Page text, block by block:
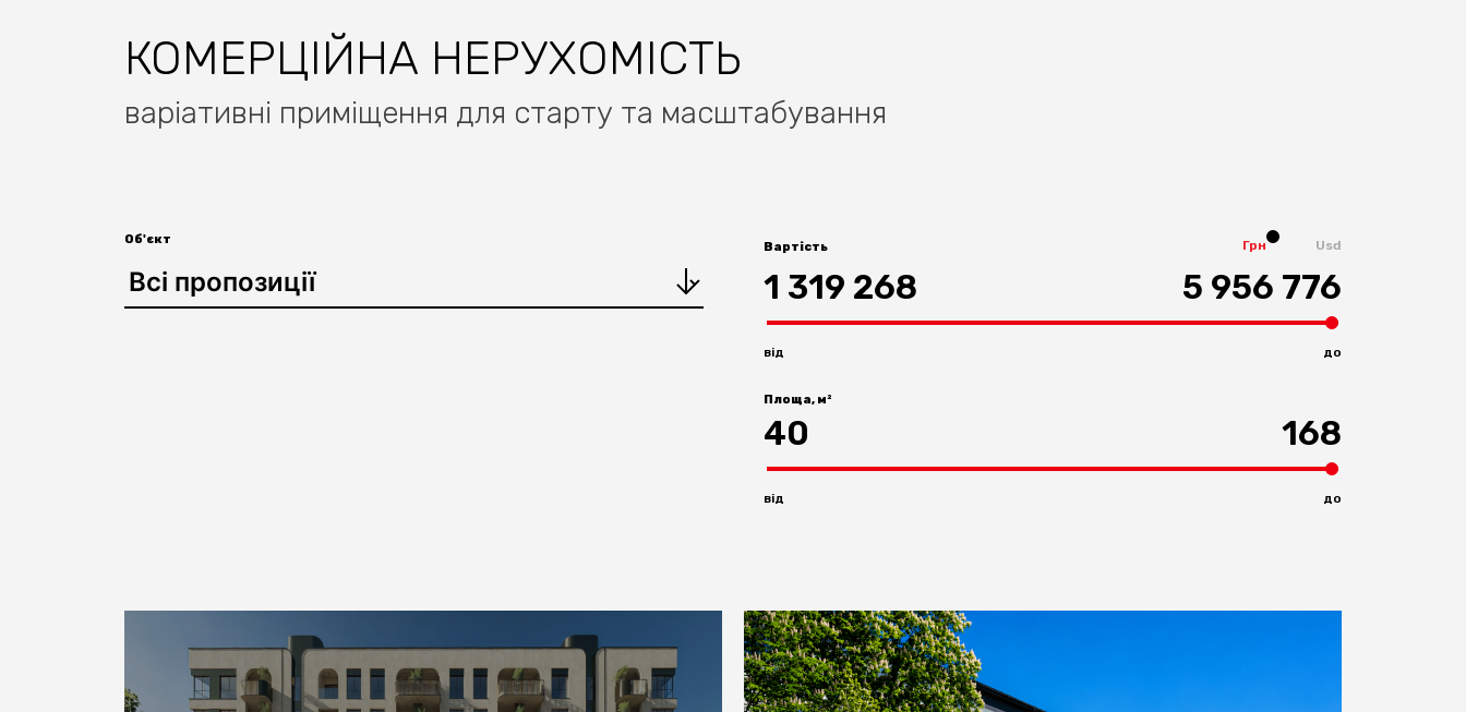
КОМЕРЦІЙНА НЕРУХОМІСТЬ
варіативні приміщення для старту та масштабування
Об'єкт Вартість Грн Usd
1 319 268 5 956 776
від до
Площа, м²
40 168
від до